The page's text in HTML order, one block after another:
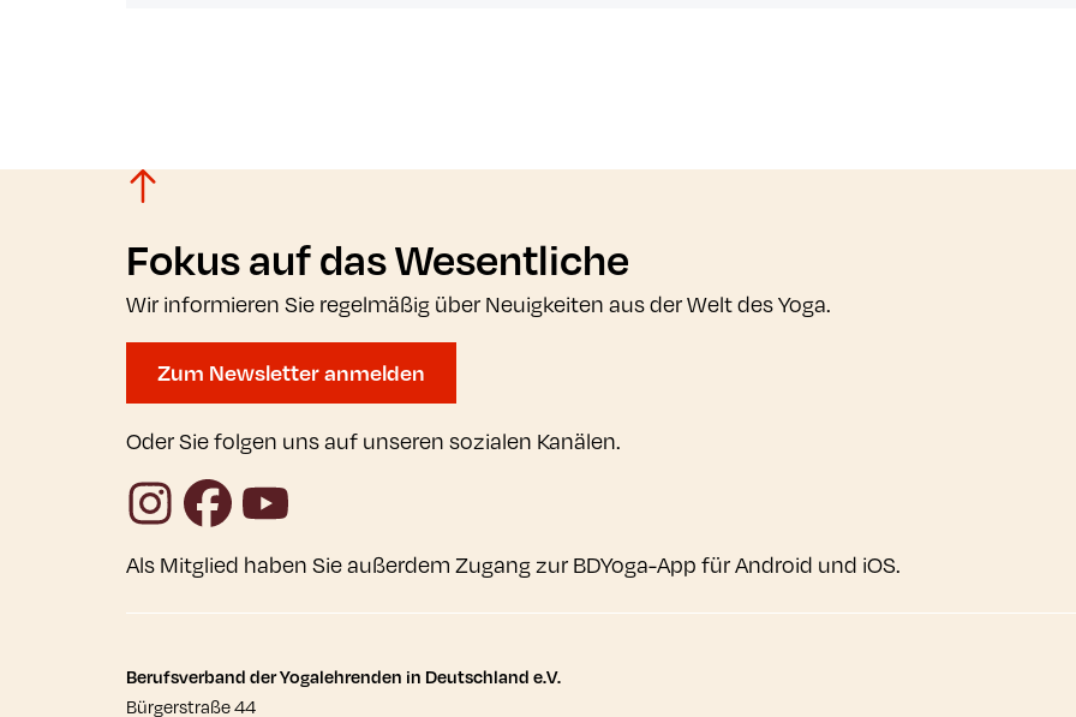
Fokus auf das Wesentliche
Wir informieren Sie regelmäßig über Neuigkeiten aus der Welt des Yoga.
Zum Newsletter anmelden
Oder Sie folgen uns auf unseren sozialen Kanälen.
InstagramFacebook
YouTube
Als Mitglied haben Sie außerdem Zugang zur BDYoga-App für Android und iOS.
Kontaktdaten und weitere Links
Berufsverband der Yogalehrenden in Deutschland e.V.
Bürgerstraße 44